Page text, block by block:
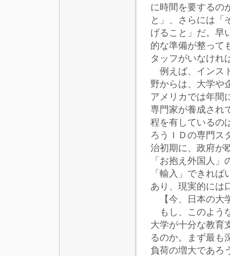
に時間を要するの
と」、さらには「
げること」だ。早
的な準備が整って
タッフがいなけれ
例えば、インス
野からは、大学や
アメリカでは年間
専門家が養成され
程を有しているの
ろうＩＤの専門ス
治初期に、政府が
「お抱え外国人
「輸入」できれ
あり、現実的には
【今、日本の大
もし、このよう
大学が十分な教育
るのか。まず最も
負荷の増大であろ